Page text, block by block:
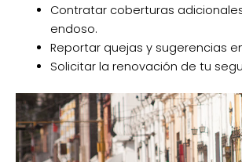
Contratar coberturas
endoso.
Reportar quejas y sugerencias
Solicitar la renovación de tu